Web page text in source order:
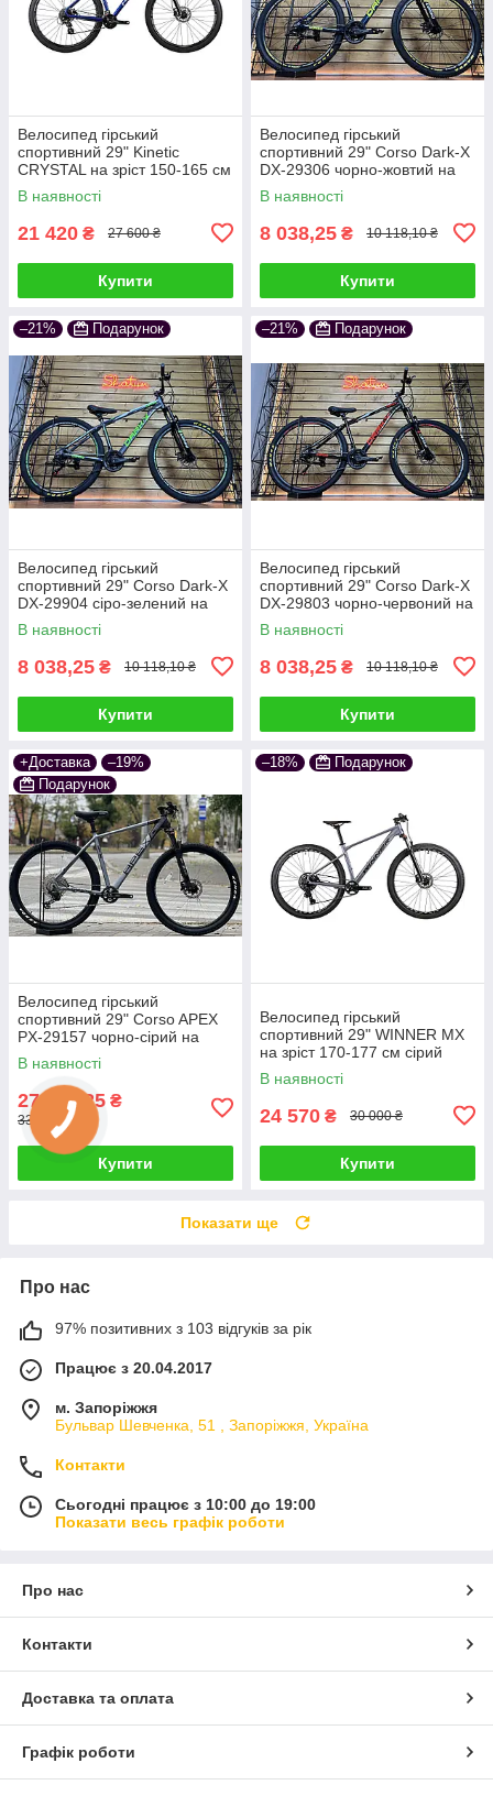
Велосипед гірський
спортивний 29" Kinetic
CRYSTAL на зріст 150-165 см
синій
В наявності
21 420 ₴ 27 600 ₴
Купити
Велосипед гірський
спортивний 29" Corso Dark-X
DX-29306 чорно-жовтий на
зріст 172-180 см
В наявності
8 038,25 ₴ 10 118,10 ₴
Купити
–21% Подарунок
Велосипед гірський
спортивний 29" Corso Dark-X
DX-29904 сiро-зелений на
зріст 156-170 см
В наявності
8 038,25 ₴ 10 118,10 ₴
Купити
–21% Подарунок
Велосипед гірський
спортивний 29" Corso Dark-X
DX-29803 чорно-червоний на
зріст 156-170 см
В наявності
8 038,25 ₴ 10 118,10 ₴
Купити
+Доставка
–19%
Подарунок
Велосипед гірський
спортивний 29" Corso APEX
PX-29157 чорно-сірий на
зріст 180-190 см
В наявності
27 156,25 ₴
33 649,50 ₴
Купити
–18% Подарунок
Велосипед гірський
спортивний 29" WINNER MX
на зріст 170-177 см сірий
В наявності
24 570 ₴ 30 000 ₴
Купити
Показати ще
Про нас
97% позитивних з 103 відгуків за рік
Працює з 20.04.2017
м. Запоріжжя
Бульвар Шевченка, 51 , Запоріжжя, Україна
Контакти
Сьогодні працює з 10:00 до 19:00
Показати весь графік роботи
Про нас
Контакти
Доставка та оплата
Графік роботи